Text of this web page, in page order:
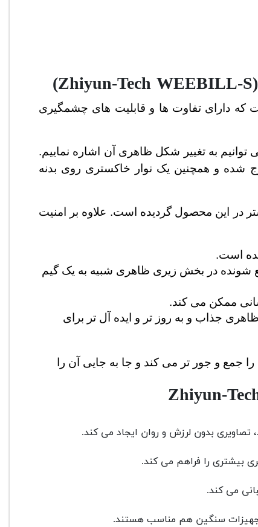
(Zhiyun-Tech WEEBILL-S)
که دارای تفاوت ها و قابلیت های چشمگیری
توانیم به تغییر شکل ظاهری آن اشاره نماییم.
شده و همچنین یک نوار خاکستری روی بدنه
در این محصول گردیده است. علاوه بر امنیت
تصاویری بدون لرزش و روان ایجاد می کند.
سنگین هم مناسب هستند.